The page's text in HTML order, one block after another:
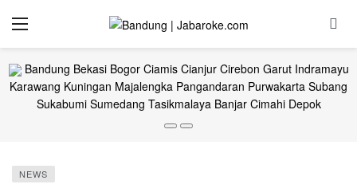
Bandung Bekasi Bogor Ciamis Cianjur Cirebon Garut Indramayu
Karawang Kuningan Majalengka Pangandaran Purwakarta Subang
Sukabumi Sumedang Tasikmalaya Banjar Cimahi Depok
NEWS